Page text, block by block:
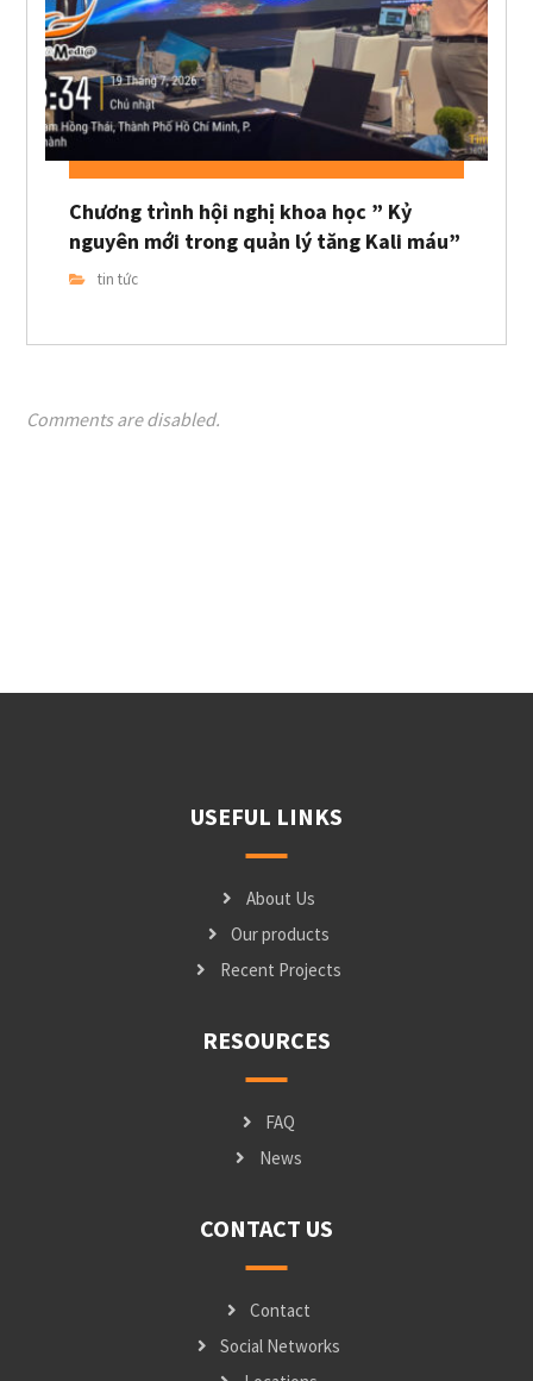
Chương trình hội nghị khoa học ” Kỷ
nguyên mới trong quản lý tăng Kali máu”
tin tức
Comments are disabled.
USEFUL LINKS
About Us
Our products
Recent Projects
RESOURCES
FAQ
News
CONTACT US
Contact
Social Networks